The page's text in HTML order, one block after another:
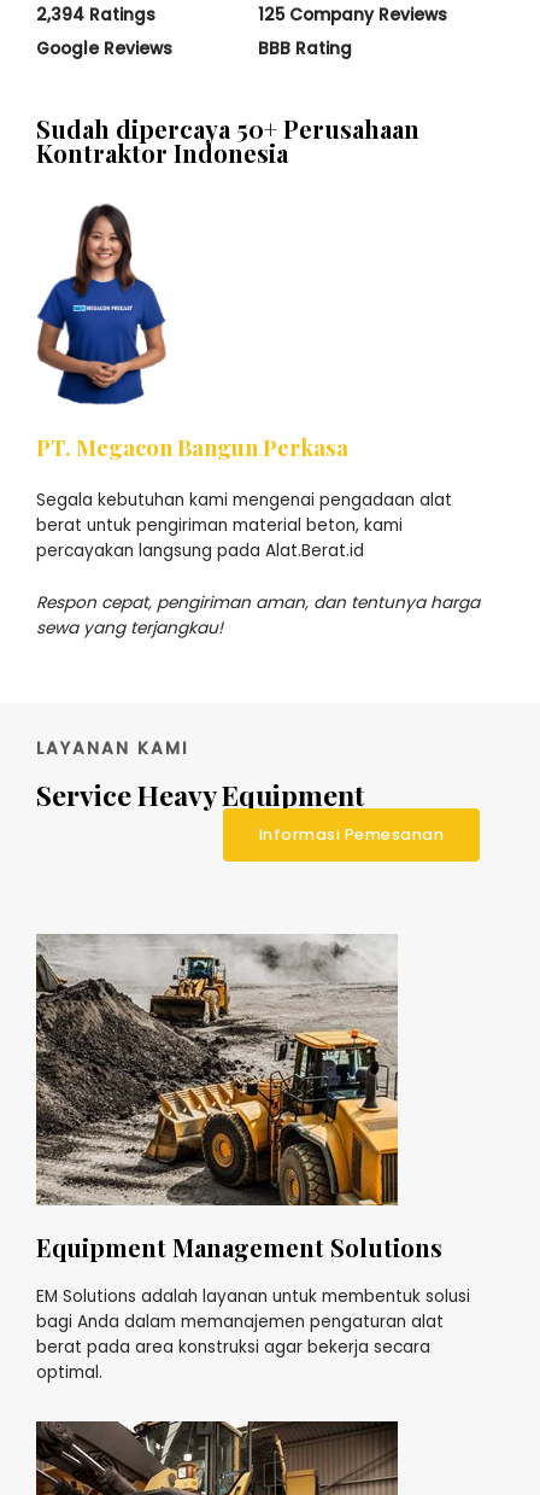
2,394 Ratings
Google Reviews
125 Company Reviews
BBB Rating
Sudah dipercaya 50+ Perusahaan
Kontraktor Indonesia
PT. Megacon Bangun Perkasa
Segala kebutuhan kami mengenai pengadaan alat
berat untuk pengiriman material beton, kami
percayakan langsung pada Alat.Berat.id
Respon cepat, pengiriman aman, dan tentunya harga
sewa yang terjangkau!
LAYANAN KAMI
Service Heavy Equipment
Informasi Pemesanan
Equipment Management Solutions
EM Solutions adalah layanan untuk membentuk solusi
bagi Anda dalam memanajemen pengaturan alat
berat pada area konstruksi agar bekerja secara
optimal.